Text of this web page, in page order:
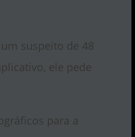
suspeito de 48
ele pede
para a